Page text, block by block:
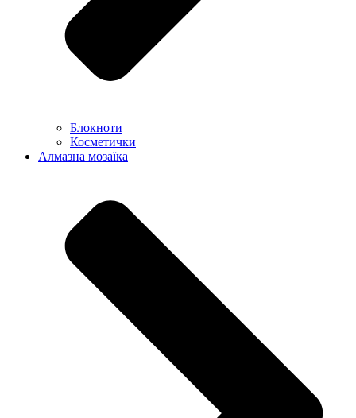
Блокноти
Косметички
Алмазна мозаїка